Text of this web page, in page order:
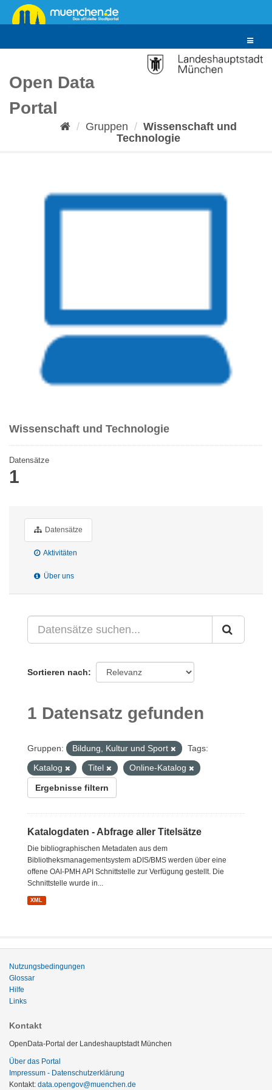
Überspringen
zum
Toggle
Open Data
Portal
Gruppen
Wissenschaft und
Technologie
Wissenschaft und Technologie
Datensätze
1
Datensätze
Aktivitäten
Über uns
Sortieren nach
1 Datensatz gefunden
Gruppen: Bildung, Kultur und Sport
Tags:
Katalog
Titel Online-Katalog
Ergebnisse filtern
Katalogdaten - Abfrage aller Titelsätze
Die bibliographischen Metadaten aus dem
Bibliotheksmanagementsystem aDIS/BMS werden über eine
offene OAI-PMH API Schnittstelle zur Verfügung gestellt. Die
Schnittstelle wurde in...
XML
Nutzungsbedingungen
Glossar
Hilfe
Links
Kontakt
OpenData-Portal der Landeshauptstadt München
Über das Portal
Impressum - Datenschutzerklärung
Kontakt: data.opengov@muenchen.de